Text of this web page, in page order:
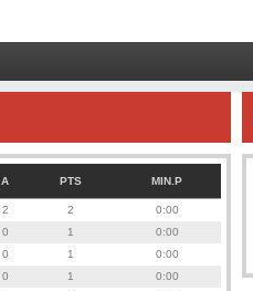
A PTS MIN.P
2 2
0:00
0 1
0:00
0 1
0:00
0 1
0:00